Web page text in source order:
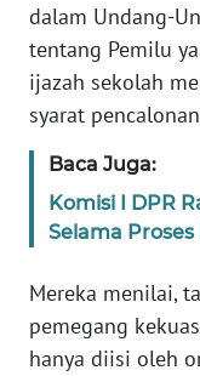
dalam Undang-
tentang Pemilu
ijazah sekolah
syarat
Baca Juga:
Komisi I DPR
Selama
Mereka menilai,
pemegang
hanya diisi oleh
INFO
IKLAN
TENTANG
KAMI
PEDOMAN
MEDIA
REDAKSI